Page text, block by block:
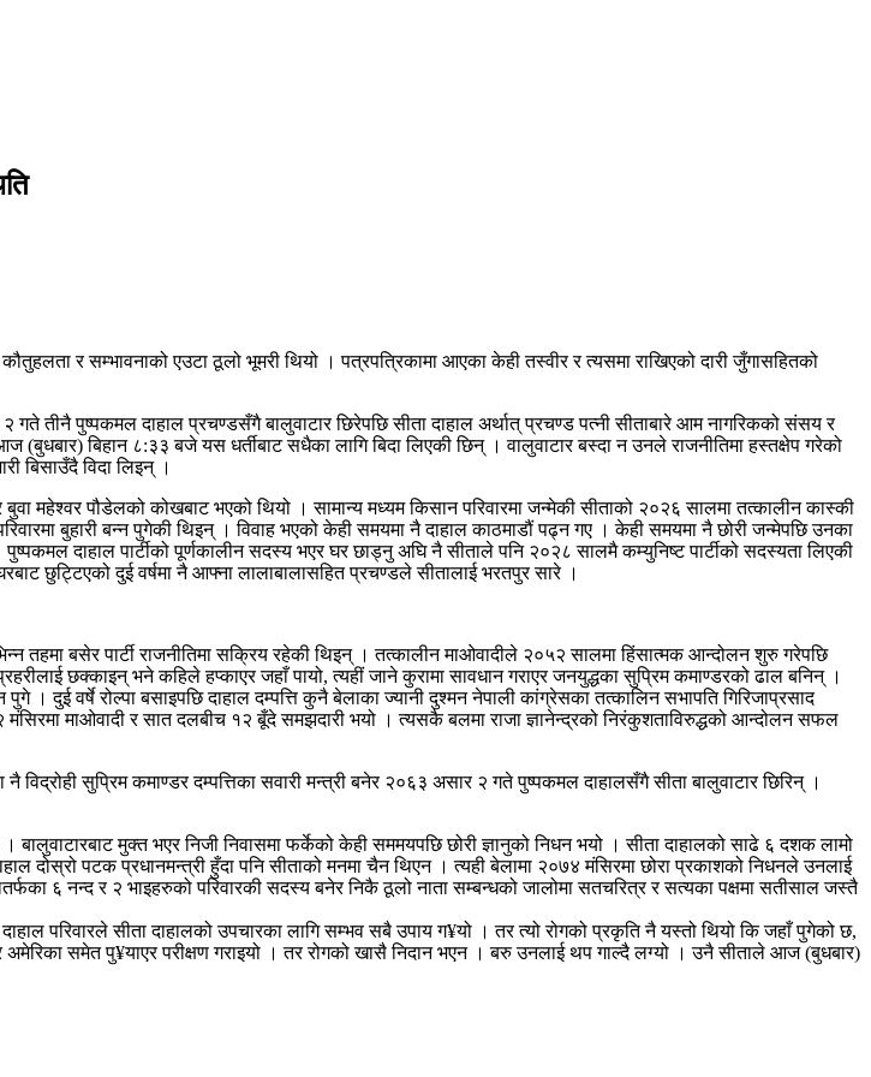
र सम्भावनाको एउटा ठूलो भूमरी थियो । पत्रपत्रिकामा आएका केही तस्वीर र त्यसमा राखिएको दारी जुँगासहितको
तीनै पुष्पकमल दाहाल प्रचण्डसँगै बालुवाटार छिरेपछि सीता दाहाल अर्थात् प्रचण्ड पत्नी सीताबारे आम नागरिकको संसय र
बिहान ८:३३ बजे यस धर्तीबाट सधैका लागि बिदा लिएकी छिन् । वालुवाटार बस्दा न उनले राजनीतिमा हस्तक्षेप गरेको
बिसाउँदै विदा लिइन् ।
महेश्वर पौडेलको कोखबाट भएको थियो । सामान्य मध्यम किसान परिवारमा जन्मेकी सीताको २०२६ सालमा तत्कालीन कास्की
बुहारी बन्न पुगेकी थिइन् । विवाह भएको केही समयमा नै दाहाल काठमाडौं पढ्न गए । केही समयमा नै छोरी जन्मेपछि उनका
पुष्पकमल दाहाल पार्टीको पूर्णकालीन सदस्य भएर घर छाड्नु अघि नै सीताले पनि २०२८ सालमै कम्युनिष्ट पार्टीको सदस्यता लिएकी
छुट्टिएको दुई वर्षमा नै आफ्ना लालाबालासहित प्रचण्डले सीतालाई भरतपुर सारे ।
तहमा बसेर पार्टी राजनीतिमा सक्रिय रहेकी थिइन् । तत्कालीन माओवादीले २०५२ सालमा हिंसात्मक आन्दोलन शुरु गरेपछि
छक्काइन् भने कहिले हप्काएर जहाँ पायो, त्यहीं जाने कुरामा सावधान गराएर जनयुद्धका सुप्रिम कमाण्डरको ढाल बनिन् ।
। दुई वर्षे रोल्पा बसाइपछि दाहाल दम्पत्ति कुनै बेलाका ज्यानी दुश्मन नेपाली कांग्रेसका तत्कालिन सभापति गिरिजाप्रसाद
माओवादी र सात दलबीच १२ बूँदे समझदारी भयो । त्यसकै बलमा राजा ज्ञानेन्द्रको निरंकुशताविरुद्धको आन्दोलन सफल
सुप्रिम कमाण्डर दम्पत्तिका सवारी मन्त्री बनेर २०६३ असार २ गते पुष्पकमल दाहालसँगै सीता बालुवाटार छिरिन् ।
बालुवाटारबाट मुक्त भएर निजी निवासमा फर्केको केही सममयपछि छोरी ज्ञानुको निधन भयो । सीता दाहालको साढे ६ दशक लामो
दोस्रो पटक प्रधानमन्त्री हुँदा पनि सीताको मनमा चैन थिएन । त्यही बेलामा २०७४ मंसिरमा छोरा प्रकाशको निधनले उनलाई
६ नन्द र २ भाइहरुको परिवारकी सदस्य बनेर निकै ठूलो नाता सम्बन्धको जालोमा सतचरित्र र सत्यका पक्षमा सतीसाल जस्तै
परिवारले सीता दाहालको उपचारका लागि सम्भव सबै उपाय ग¥यो । तर त्यो रोगको प्रकृति नै यस्तो थियो कि जहाँ पुगेको छ,
समेत पु¥याएर परीक्षण गराइयो । तर रोगको खासै निदान भएन । बरु उनलाई थप गाल्दै लग्यो । उनै सीताले आज (बुधबार)